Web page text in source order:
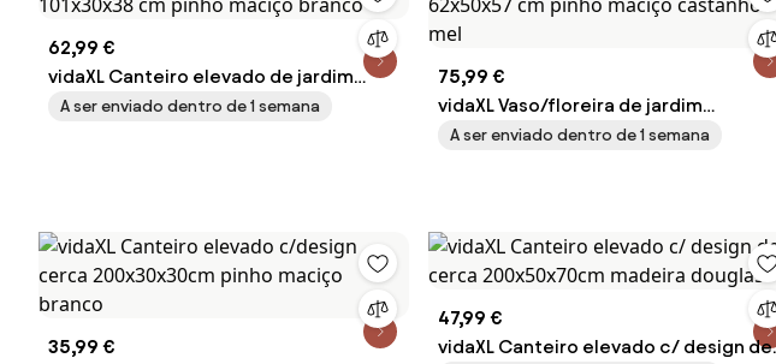
62,99 €
vidaXL Canteiro elevado de jardim
101x30x38 cm pinho maciço branco
A ser enviado dentro de 1 semana
75,99 €
vidaXL Vaso/floreira de jardim
62x50x57 cm pinho maciço castanho-
A ser enviado dentro de 1 semana
35,99 €
47,99 €
vidaXL Canteiro elevado c/ design de